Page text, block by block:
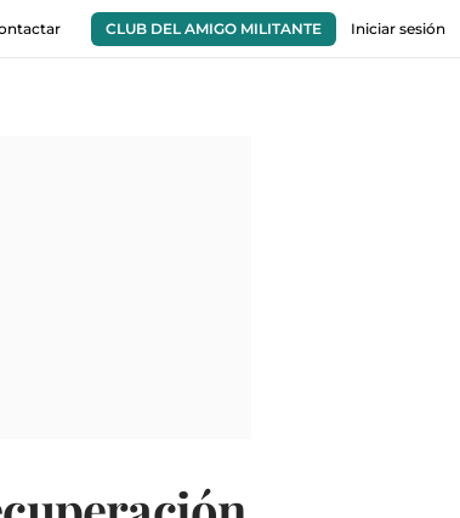
CLUB DEL AMIGO MILITANTE Iniciar sesión